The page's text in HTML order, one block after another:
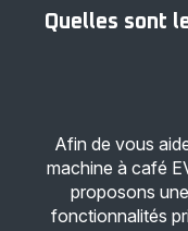
Quelles sont
Afin de vous
machine à café
proposons
fonctionnalités